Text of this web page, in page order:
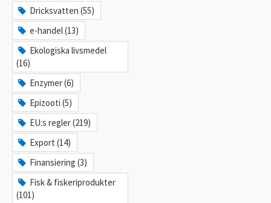
Dricksvatten (55)
e-handel (13)
Ekologiska livsmedel
(16)
Enzymer (6)
Epizooti (5)
EU:s regler (219)
Export (14)
Finansiering (3)
Fisk & fiskeriprodukter
(101)